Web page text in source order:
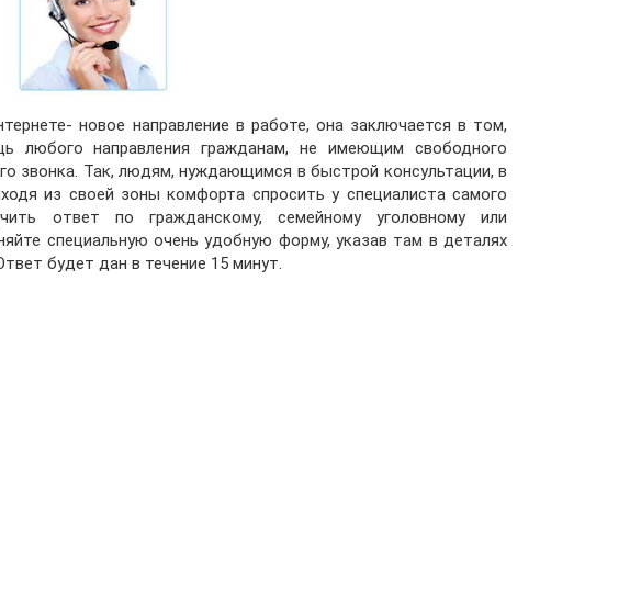
новое направление в работе, она заключается в том,
любого направления гражданам, не имеющим свободного
звонка. Так, людям, нуждающимся в быстрой консультации, в
из своей зоны комфорта спросить у специалиста самого
ответ по гражданскому, семейному уголовному или
специальную очень удобную форму, указав там в деталях
будет дан в течение 15 минут.